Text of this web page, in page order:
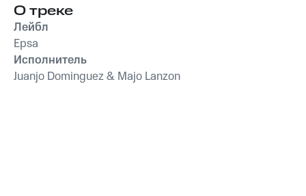
О треке
Лейбл
Epsa
Исполнитель
Juanjo Dominguez & Majo Lanzon